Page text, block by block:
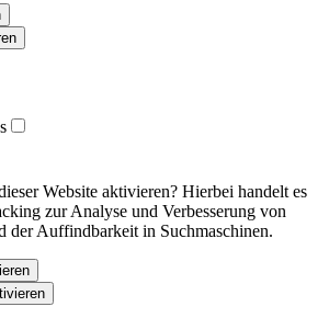
Website aktivieren? Hierbei handelt es
zur Analyse und Verbesserung von
der Auffindbarkeit in Suchmaschinen.